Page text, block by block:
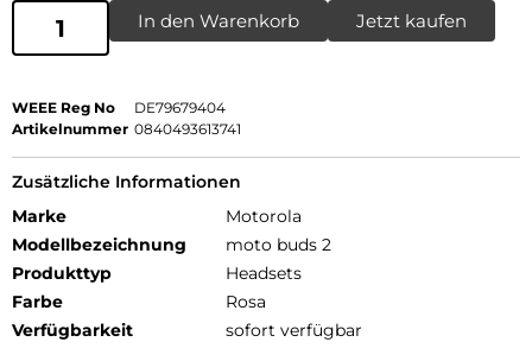
In den Warenkorb Jetzt kaufen
WEEE Reg No
DE79679404
Artikelnummer 0840493613741
Zusätzliche Informationen
Marke
Motorola
Modellbezeichnung
moto buds 2
Produkttyp
Headsets
Farbe
Rosa
Verfügbarkeit
sofort verfügbar